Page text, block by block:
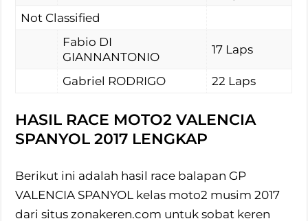
Not Classified
Fabio DI
GIANNANTONIO
17 Laps
Gabriel RODRIGO 22 Laps
HASIL RACE MOTO2 VALENCIA
SPANYOL 2017 LENGKAP
Berikut ini adalah hasil race balapan GP
VALENCIA SPANYOL kelas moto2 musim 2017
dari situs zonakeren.com untuk sobat keren